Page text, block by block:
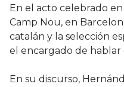
En el acto celebrado
Camp Nou, en
catalán y la selección
el encargado de
En su discurso,